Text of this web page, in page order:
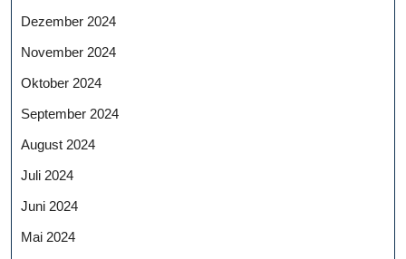
Dezember 2024
November 2024
Oktober 2024
September 2024
August 2024
Juli 2024
Juni 2024
Mai 2024